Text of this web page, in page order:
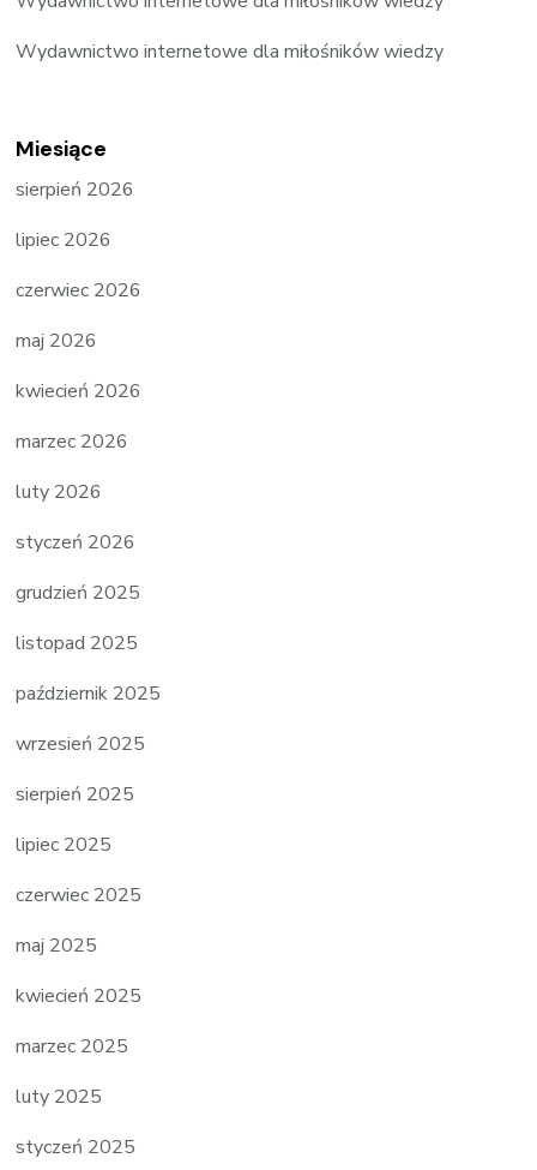
Wydawnictwo internetowe dla miłośników wiedzy
Miesiące
sierpień 2026
lipiec 2026
czerwiec 2026
maj 2026
kwiecień 2026
marzec 2026
luty 2026
styczeń 2026
grudzień 2025
listopad 2025
październik 2025
wrzesień 2025
sierpień 2025
lipiec 2025
czerwiec 2025
maj 2025
kwiecień 2025
marzec 2025
luty 2025
styczeń 2025